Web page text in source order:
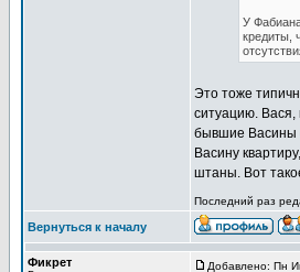
У
кредиты,
Это тоже
ситуацию. Вася,
бывшие Васины
Васину
штаны. Вот
Последний раз
Вернуться к началу
Фикрет Добавлено: Пн